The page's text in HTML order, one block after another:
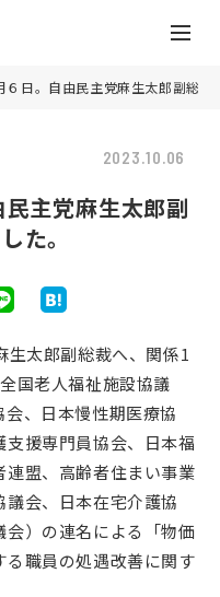
６日。自由民主党麻生太郎副総
2023.10.06
主党麻生太郎副
た。
生太郎副総裁へ、関係1
国⽼⼈福祉施設協議
、⽇本慢性期医療協
援専⾨員協会、⽇本福
盟、⾼齢者住まい事業
会、⽇本在宅介護協
）の連名による「物価
職員の処遇改善に関す